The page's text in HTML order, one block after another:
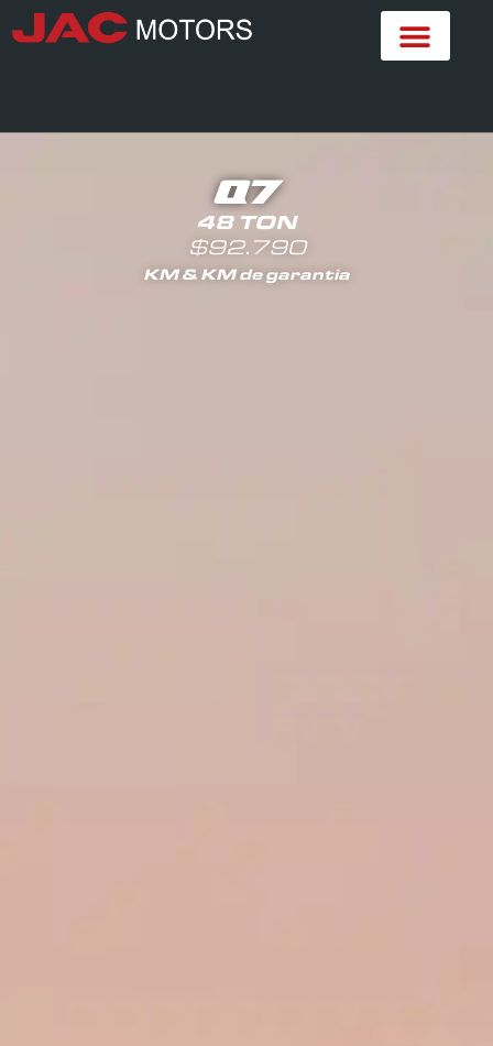
Q7
48 TON
$92.790
KM & KM de garantia